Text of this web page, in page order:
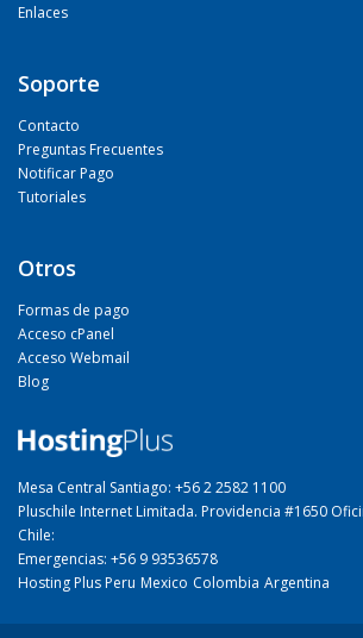
Enlaces
Soporte
Contacto
Preguntas Frecuentes
Notificar Pago
Tutoriales
Otros
Formas de pago
Acceso cPanel
Acceso Webmail
Blog
Mesa Central Santiago: +56 2 2582 1100
Pluschile Internet Limitada. Providencia #1650
Chile:
Emergencias: +56 9 93536578
Hosting Plus Peru Mexico Colombia Argentina